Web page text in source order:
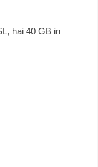
hai 40 GB in